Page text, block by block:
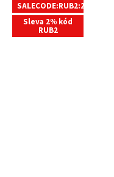
SALECODE:RUB2:2:%
Sleva 2% kód
RUB2